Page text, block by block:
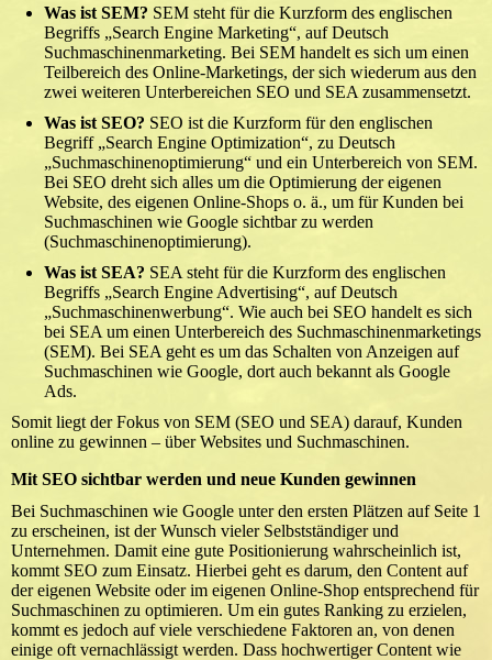
Was ist SEM? SEM steht für die Kurzform des englischen
Begriffs „Search Engine Marketing“, auf Deutsch
Suchmaschinenmarketing. Bei SEM handelt es sich um einen
Teilbereich des Online-Marketings, der sich wiederum aus den
zwei weiteren Unterbereichen SEO und SEA zusammensetzt.
Was ist SEO? SEO ist die Kurzform für den englischen
Begriff „Search Engine Optimization“, zu Deutsch
„Suchmaschinenoptimierung“ und ein Unterbereich von SEM.
Bei SEO dreht sich alles um die Optimierung der eigenen
Website, des eigenen Online-Shops o. ä., um für Kunden bei
Suchmaschinen wie Google sichtbar zu werden
(Suchmaschinenoptimierung).
Was ist SEA? SEA steht für die Kurzform des englischen
Begriffs „Search Engine Advertising“, auf Deutsch
„Suchmaschinenwerbung“. Wie auch bei SEO handelt es sich
bei SEA um einen Unterbereich des Suchmaschinenmarketings
(SEM). Bei SEA geht es um das Schalten von Anzeigen auf
Suchmaschinen wie Google, dort auch bekannt als Google
Ads.
Somit liegt der Fokus von SEM (SEO und SEA) darauf, Kunden
online zu gewinnen – über Websites und Suchmaschinen.
Mit SEO sichtbar werden und neue Kunden gewinnen
Bei Suchmaschinen wie Google unter den ersten Plätzen auf Seite 1
zu erscheinen, ist der Wunsch vieler Selbstständiger und
Unternehmen. Damit eine gute Positionierung wahrscheinlich ist,
kommt SEO zum Einsatz. Hierbei geht es darum, den Content auf
der eigenen Website oder im eigenen Online-Shop entsprechend für
Suchmaschinen zu optimieren. Um ein gutes Ranking zu erzielen,
kommt es jedoch auf viele verschiedene Faktoren an, von denen
einige oft vernachlässigt werden. Dass hochwertiger Content wie